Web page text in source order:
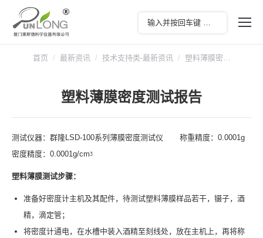
您在这里：
首页 最新资讯 技术支持类-最新资讯 塑料薄膜密…
塑料薄膜密度测试报告
测试仪器：群隆LSD-100系列薄膜密度测试仪 称重精度：0.0001g
密度精度：0.0001g/cmᶾ
塑料薄膜测试步骤：
准备好密度计主机及其配件，待测试塑料薄膜样品若干，镊子，酒
精，滴定管；
将密度计通电，在水槽中装入酒精至刻线处，放在主机上，再将称